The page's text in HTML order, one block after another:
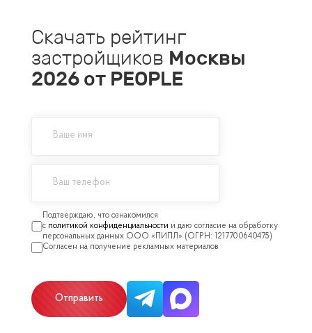
Скачать рейтинг
застройщиков Москвы
2026 от PEOPLE
политикой конфиденциальности
Отправить